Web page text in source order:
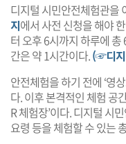
디지털 시민안전체험관을
지에서 사전 신청을 해야
터 오후 6시까지 하루에
간은 약 1시간이다.(☞디지
안전체험을 하기 전에 ‘영
다. 이후 본격적인 체험 공
R 체험장’이다. 디지털 시
요령 등을 체험할 수 있는